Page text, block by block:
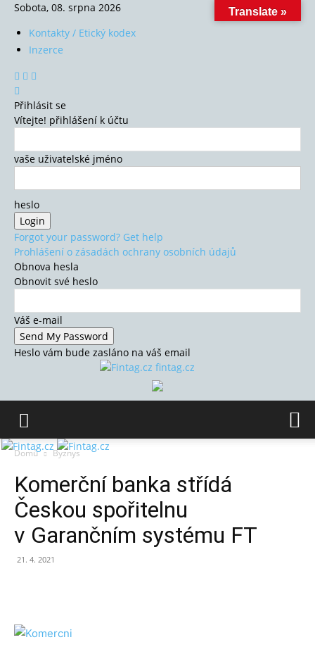
Sobota, 08. srpna 2026
Kontakty / Etický kodex
Inzerce
Přihlásit se
Vítejte! přihlášení k účtu
vaše uživatelské jméno
heslo
Forgot your password? Get help
Prohlášení o zásadách ochrany osobních údajů
Obnova hesla
Obnovit své heslo
Váš e-mail
Heslo vám bude zasláno na váš email
fintag.cz
Domů Byznys
Komerční banka střídá
Českou spořitelnu
v Garančním systému FT
21. 4. 2021
Translate »